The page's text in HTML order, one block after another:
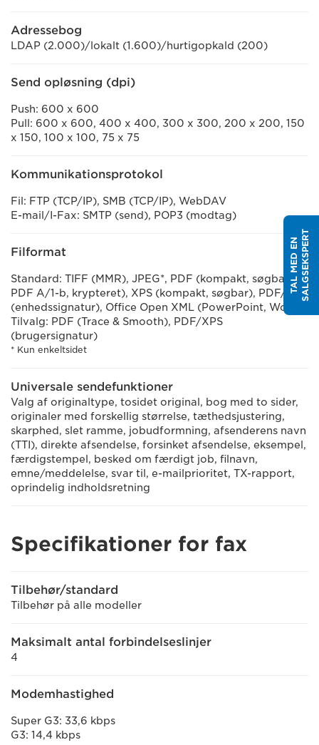
Adressebog
LDAP (2.000)/lokalt (1.600)/hurtigopkald (200)
Send opløsning (dpi)
Push: 600 x 600
Pull: 600 x 600, 400 x 400, 300 x 300, 200 x 200, 150
x 150, 100 x 100, 75 x 75
Kommunikationsprotokol
Fil: FTP (TCP/IP), SMB (TCP/IP), WebDAV
E-mail/I-Fax: SMTP (send), POP3 (modtag)
Filformat
Standard: TIFF (MMR), JPEG*, PDF (kompakt, søgbar,
PDF A/1-b, krypteret), XPS (kompakt, søgbar), PDF/XPS
(enhedssignatur), Office Open XML (PowerPoint, Word)
Tilvalg: PDF (Trace & Smooth), PDF/XPS
(brugersignatur)
* Kun enkeltsidet
Universale sendefunktioner
Valg af originaltype, tosidet original, bog med to sider,
originaler med forskellig størrelse, tæthedsjustering,
skarphed, slet ramme, jobudformning, afsenderens navn
(TTI), direkte afsendelse, forsinket afsendelse, eksempel,
færdigstempel, besked om færdigt job, filnavn,
emne/meddelelse, svar til, e-mailprioritet, TX-rapport,
oprindelig indholdsretning
Specifikationer for fax
Tilbehør/standard
Tilbehør på alle modeller
Maksimalt antal forbindelseslinjer
4
Modemhastighed
Super G3: 33,6 kbps
G3: 14,4 kbps
T
A
L
M
E
D
E
N
S
A
L
G
S
E
K
S
P
E
RT